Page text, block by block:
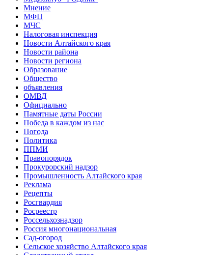
Мнение
МФЦ
МЧС
Налоговая инспекция
Новости Алтайского края
Новости района
Новости региона
Образование
Общество
объявления
ОМВД
Официально
Памятные даты России
Победа в каждом из нас
Погода
Политика
ППМИ
Правопорядок
Прокурорский надзор
Промышленность Алтайского края
Реклама
Рецепты
Росгвардия
Росреестр
Россельхознадзор
Россия многонациональная
Сад-огород
Сельское хозяйство Алтайского края